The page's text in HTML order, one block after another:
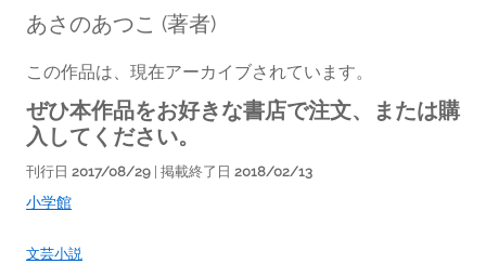
あさのあつこ (著者)
この作品は、現在アーカイブされています。
ぜひ本作品をお好きな書店で注文、または購
入してください。
刊行日 2017/08/29 | 掲載終了日 2018/02/13
小学館
文芸小説